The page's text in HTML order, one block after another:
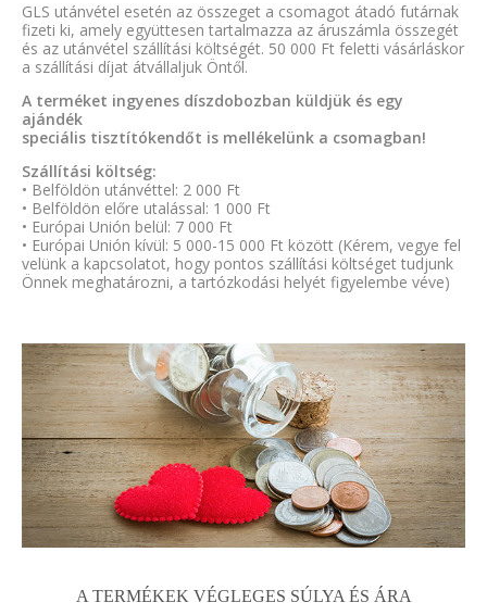
GLS utánvétel esetén az összeget a csomagot átadó futárnak
fizeti ki, amely együttesen tartalmazza az áruszámla összegét
és az utánvétel szállítási költségét. 50 000 Ft feletti vásárláskor
a szállítási díjat átvállaljuk Öntől.
A terméket ingyenes díszdobozban küldjük és egy
ajándék
speciális tisztítókendőt is mellékelünk a csomagban!
Szállítási költség:
• Belföldön utánvéttel: 2 000 Ft
• Belföldön előre utalással: 1 000 Ft
• Európai Unión belül: 7 000 Ft
• Európai Unión kívül: 5 000-15 000 Ft között (Kérem, vegye fel
velünk a kapcsolatot, hogy pontos szállítási költséget tudjunk
Önnek meghatározni, a tartózkodási helyét figyelembe véve)
A TERMÉKEK VÉGLEGES SÚLYA ÉS ÁRA